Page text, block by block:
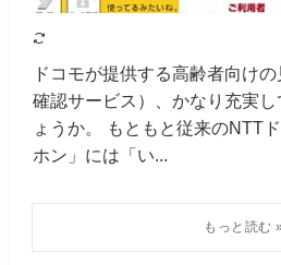
ドコモが提供する高齢者向け
確認サービス）、かなり充実
ょうか。 もともと従来のNTT
ホン」には「い...